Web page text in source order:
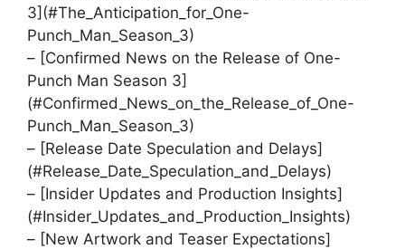
3](#The_Anticipation_for_One-
Punch_Man_Season_3)
– [Confirmed News on the Release of One-
Punch Man Season 3]
(#Confirmed_News_on_the_Release_of_One-
Punch_Man_Season_3)
– [Release Date Speculation and Delays]
(#Release_Date_Speculation_and_Delays)
– [Insider Updates and Production Insights]
(#Insider_Updates_and_Production_Insights)
– [New Artwork and Teaser Expectations]